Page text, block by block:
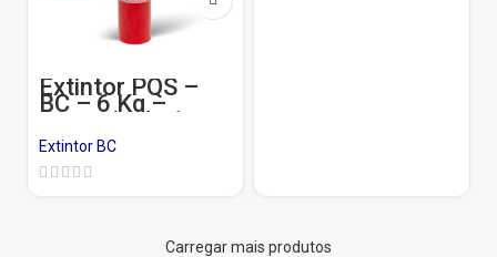
Extintor PQS –
BC – 6 Kg –
Garantia de 1 ano
Extintor BC
Carregar mais produtos